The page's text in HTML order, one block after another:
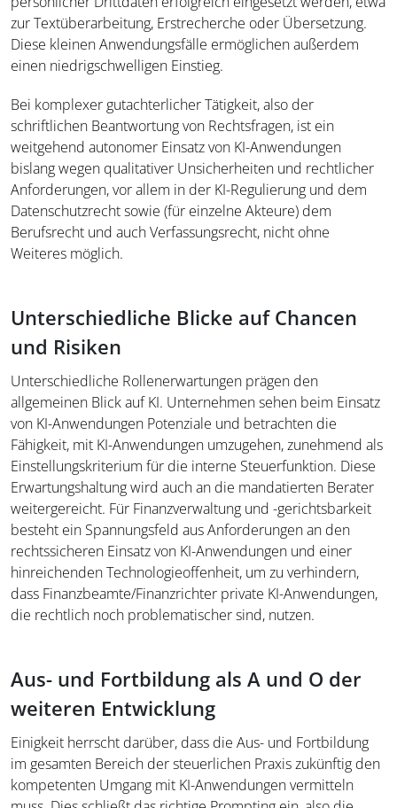
zur Textüberarbeitung, Erstrecherche oder Übersetzung.
Diese kleinen Anwendungsfälle ermöglichen außerdem
einen niedrigschwelligen Einstieg.
Bei komplexer gutachterlicher Tätigkeit, also der
schriftlichen Beantwortung von Rechtsfragen, ist ein
weitgehend autonomer Einsatz von KI-Anwendungen
bislang wegen qualitativer Unsicherheiten und rechtlicher
Anforderungen, vor allem in der KI-Regulierung und dem
Datenschutzrecht sowie (für einzelne Akteure) dem
Berufsrecht und auch Verfassungsrecht, nicht ohne
Weiteres möglich.
Unterschiedliche Blicke auf Chancen
und Risiken
Unterschiedliche Rollenerwartungen prägen den
allgemeinen Blick auf KI. Unternehmen sehen beim Einsatz
von KI-Anwendungen Potenziale und betrachten die
Fähigkeit, mit KI-Anwendungen umzugehen, zunehmend als
Einstellungskriterium für die interne Steuerfunktion. Diese
Erwartungshaltung wird auch an die mandatierten Berater
weitergereicht. Für Finanzverwaltung und -gerichtsbarkeit
besteht ein Spannungsfeld aus Anforderungen an den
rechtssicheren Einsatz von KI-Anwendungen und einer
hinreichenden Technologieoffenheit, um zu verhindern,
dass Finanzbeamte/Finanzrichter private KI-Anwendungen,
die rechtlich noch problematischer sind, nutzen.
Aus- und Fortbildung als A und O der
weiteren Entwicklung
Einigkeit herrscht darüber, dass die Aus- und Fortbildung
im gesamten Bereich der steuerlichen Praxis zukünftig den
kompetenten Umgang mit KI-Anwendungen vermitteln